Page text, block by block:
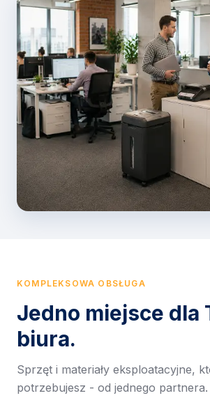
KOMPLEKSOWA OBSŁUGA
Jedno miejsce dla
biura.
Sprzęt i materiały eksploatacyjne,
potrzebujesz - od jednego partnera.